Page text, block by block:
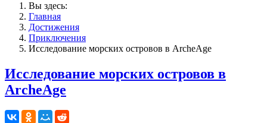
Вы здесь:
Главная
Достижения
Приключения
Исследование морских островов в ArcheAge
Исследование морских островов в
ArcheAge